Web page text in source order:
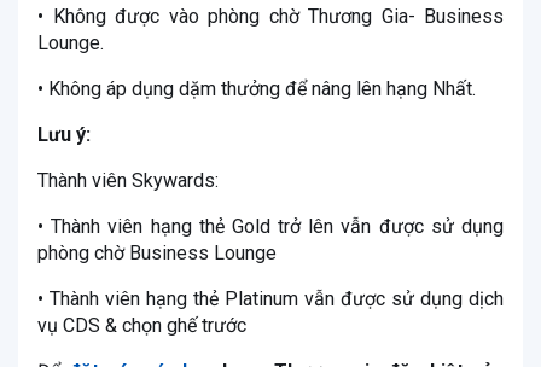
• Không được vào phòng chờ Thương Gia- Business
Lounge.
• Không áp dụng dặm thưởng để nâng lên hạng Nhất.
Lưu ý:
Thành viên Skywards:
• Thành viên hạng thẻ Gold trở lên vẫn được sử dụng
phòng chờ Business Lounge
• Thành viên hạng thẻ Platinum vẫn được sử dụng dịch
vụ CDS & chọn ghế trước